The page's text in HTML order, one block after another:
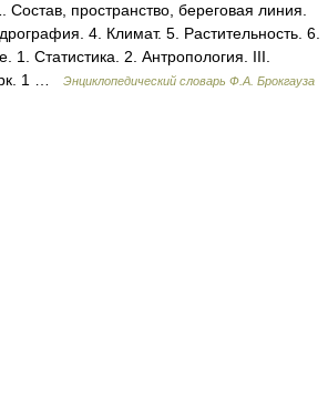
Состав, пространство, береговая линия.
4. Климат. 5. Растительность. 6.
1. Статистика. 2. Антропология. III.
1 …
Энциклопедический словарь Ф.А. Брокгауза